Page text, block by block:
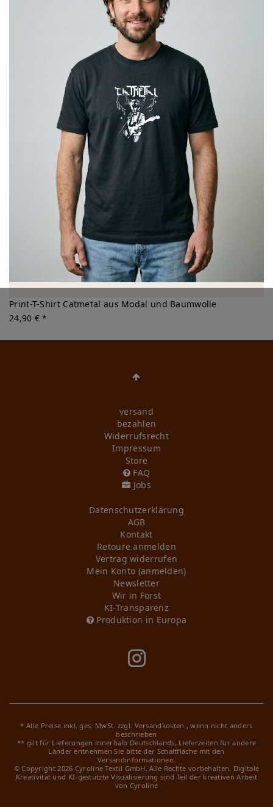
Print-T-Shirt Catmetal aus Modal und Baumwolle
24,90 € *
versand
bezahlen
Widerrufs­recht
Impressum
Store
FAQ
Jobs
Daten­schutz­erklärung
AGB
Kontakt
Retoure anmelden
Vertrag widerrufen
Mein Konto (anmelden)
Newsletter
Wir in Forst
KI-Transparenz
Produktion in Europa
* Alle Preise inkl. ges. MwSt. zzgl. Versandkosten , wenn nicht anders
beschrieben
** gilt für Lieferungen innerhalb Deutschlands, Lieferzeiten für andere
Länder entnehmen Sie bitte der Schaltfläche mit den
Versandinformationen.
© Copyright 2026 Cyroline Textil GmbH. Alle Rechte vorbehalten. Digitale
Kreativität und KI-gestützte Visualisierung sind Teil der kreativen Arbeit
von Cyroline